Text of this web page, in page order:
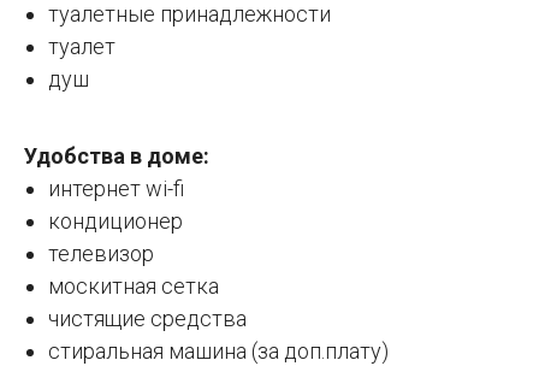
туалетные принадлежности
туалет
душ
Удобства в доме:
интернет wi-fi
кондиционер
телевизор
москитная сетка
чистящие средства
стиральная машина (за доп.плату)